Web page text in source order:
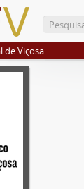
de Viçosa